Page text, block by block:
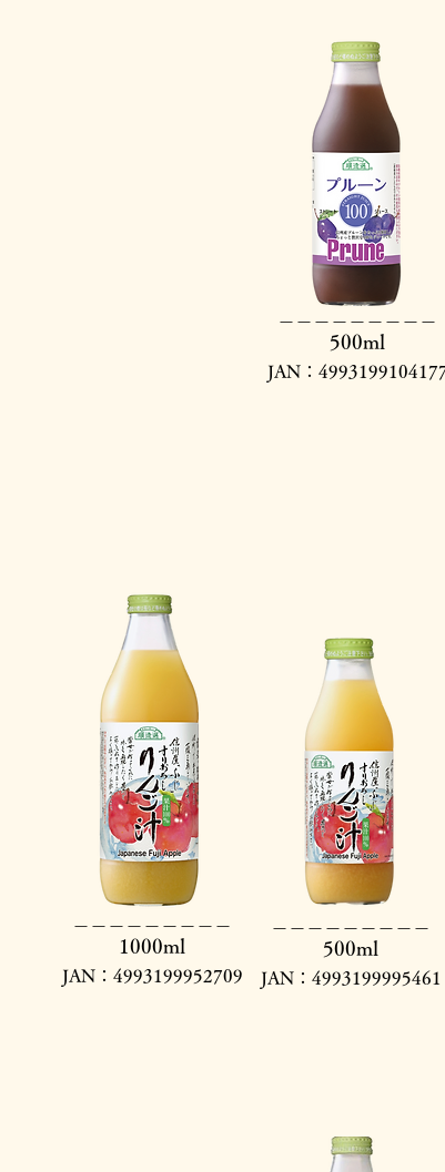
500ml
JAN：
1000ml
JAN：4993199952709
500ml
JAN：4993199995461